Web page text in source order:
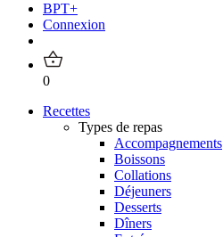
BPT+
Connexion
0
Recettes
Types de repas
Accompagnements
Boissons
Collations
Déjeuners
Desserts
Dîners